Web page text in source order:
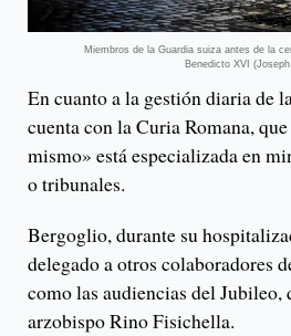
Miembros de la Guardia suiza antes de la
Benedicto XVI
En cuanto a la gestión diaria de
cuenta con la Curia Romana,
mismo» está especializada en
o tribunales.
Bergoglio, durante su
delegado a otros colaboradores
como las audiencias del Jubileo,
arzobispo Rino Fisichella.